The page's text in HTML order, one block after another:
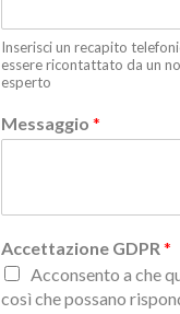
Inserisci un recapito
essere ricontattato da un
esperto
Messaggio *
Accettazione GDPR *
Acconsento a che
così che possano